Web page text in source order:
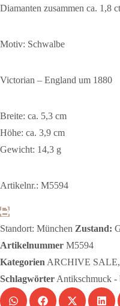
Diamanten zusammen ca. 1,8
Motiv: Schwalbe
Victorian – England um 1880
Breite: ca. 5,3 cm
Höhe: ca. 3,9 cm
Gewicht: 14,3 g
Artikelnr.: M5594
Standort: München Zustand:
Artikelnummer M5594
Kategorien ARCHIVE SALE,
Schlagwörter Antikschmuck -